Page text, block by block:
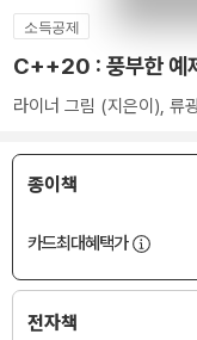
소득공제
C++20 : 풍부한 예
라이너 그림 (지은이), 류
종이책
카드최대혜택가
전자책